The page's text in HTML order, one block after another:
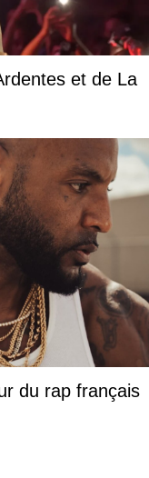
et de La
du rap français